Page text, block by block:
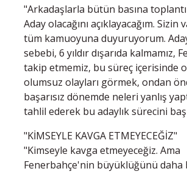
"Arkadaşlarla bütün basına toplantı
Aday olacağını açıklayacağım. Sizin
tüm kamuoyuna duyuruyorum.
sebebi, 6 yıldır dışarıda kalmamız,
takip etmemiz, bu süreç içerisinde
olumsuz olayları görmek, ondan
başarısız dönemde neleri yanlış
tahlil ederek bu adaylık sürecini
"KİMSEYLE KAVGA ETMEYECEĞİZ"
"Kimseyle kavga etmeyeceğiz. Ama
Fenerbahçe'nin büyüklüğünü daha